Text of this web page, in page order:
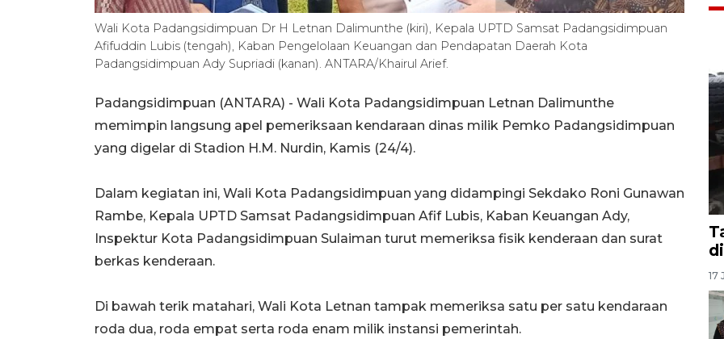
Wali Kota Padangsidimpuan Dr H Letnan Dalimunthe (kiri), Kepala UPTD Samsat Padangsidimpuan
Afifuddin Lubis (tengah), Kaban Pengelolaan Keuangan dan Pendapatan Daerah Kota
Padangsidimpuan Ady Supriadi (kanan). ANTARA/Khairul Arief.
Padangsidimpuan (ANTARA) - Wali Kota Padangsidimpuan Letnan Dalimunthe
memimpin langsung apel pemeriksaan kendaraan dinas milik Pemko Padangsidimpuan
yang digelar di Stadion H.M. Nurdin, Kamis (24/4).
Dalam kegiatan ini, Wali Kota Padangsidimpuan yang didampingi Sekdako Roni Gunawan
Rambe, Kepala UPTD Samsat Padangsidimpuan Afif Lubis, Kaban Keuangan Ady,
Inspektur Kota Padangsidimpuan Sulaiman turut memeriksa fisik kenderaan dan surat
berkas kenderaan.
Di bawah terik matahari, Wali Kota Letnan tampak memeriksa satu per satu kendaraan
roda dua, roda empat serta roda enam milik instansi pemerintah.
17